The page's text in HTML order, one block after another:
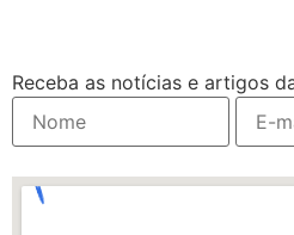
Receba as notícias e artigos